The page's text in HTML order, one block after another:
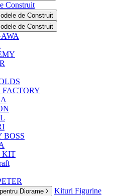
Construit
de Construit
de Construit
BOSS
KIT
Diorame
Kituri Figurine